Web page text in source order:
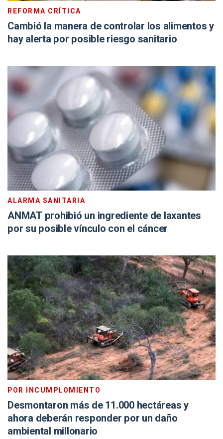
REFORMA CRÍTICA
Cambió la manera de controlar los alimentos y
hay alerta por posible riesgo sanitario
ALARMA SANITARIA
ANMAT prohibió un ingrediente de laxantes
por su posible vínculo con el cáncer
POR INCUMPLOMIENTO
Desmontaron más de 11.000 hectáreas y
ahora deberán responder por un daño
ambiental millonario